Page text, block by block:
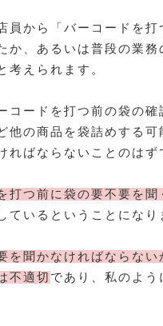
員から「バーコードを打
か、あるいは普段の業務
考えられます。
コードを打つ前の袋の確
他の商品を袋詰めする可
ばならないことのはず
打つ前に袋の要不要を聞
ているということになり
を聞かなければならない
不適切 であり、私のよう